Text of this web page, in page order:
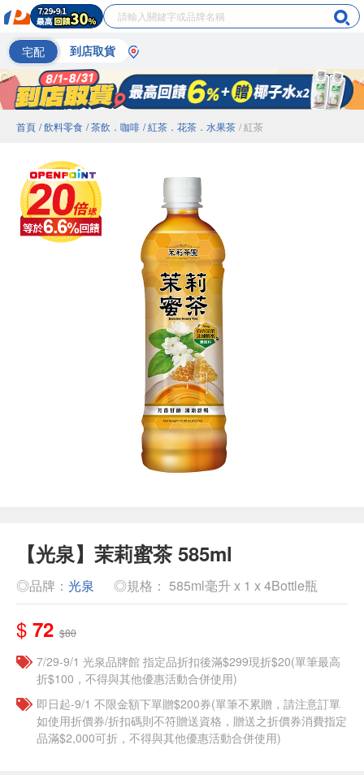
宅配 到店取貨
首頁 / 飲料零食 / 茶飲．咖啡 / 紅茶．花茶．水果茶 / 紅茶
【光泉】茉莉蜜茶 585ml
◎品牌： 光泉 ◎規格： 585ml毫升 x 1 x 4Bottle瓶
$ 72 $80
7/29-9/1 光泉品牌館 指定品折扣後滿$299現折$20(單筆最高
折$100，不得與其他優惠活動合併使用)
即日起-9/1 不限金額下單贈$200券(單筆不累贈，請注意訂單
如使用折價券/折扣碼則不符贈送資格，贈送之折價券消費指定
品滿$2,000可折，不得與其他優惠活動合併使用)